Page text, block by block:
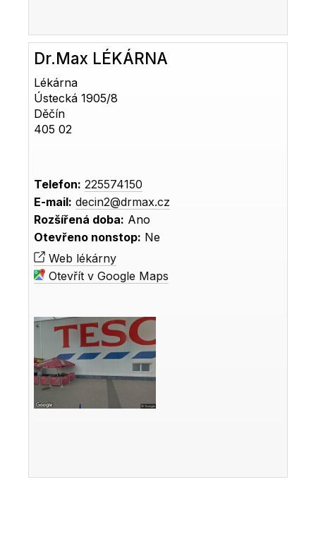
Dr.Max LÉKÁRNA
Lékárna
Ústecká 1905/8
Děčín
405 02
Telefon: 225574150
E-mail: decin2@drmax.cz
Rozšířená doba: Ano
Otevřeno nonstop: Ne
Web lékárny
Otevřít v Google Maps